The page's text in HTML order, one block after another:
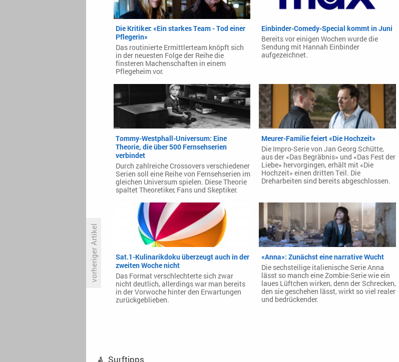
vorheriger Artikel DF1 überträgt GFL-Finale
Boris Becker wird auch Olympia-
Experte für Eurosport
Die Kritiker: «Ein starkes Team - Tod einer
Pflegerin»
Das routinierte Ermittlerteam knöpft sich
in der neuesten Folge der Reihe die
finsteren Machenschaften in einem
Pflegeheim vor.
Einbinder-Comedy-Special kommt in Juni
Bereits vor einigen Wochen wurde die
Sendung mit Hannah Einbinder
aufgezeichnet.
Tommy-Westphall-Universum: Eine
Theorie, die über 500 Fernsehserien
verbindet
Durch zahlreiche Crossovers verschiedener
Serien soll eine Reihe von Fernsehserien im
gleichen Universum spielen. Diese Theorie
spaltet Theoretiker, Fans und Skeptiker.
Meurer-Familie feiert «Die Hochzeit»
Die Impro-Serie von Jan Georg Schütte,
aus der «Das Begräbnis» und «Das Fest der
Liebe» hervorgingen, erhält mit «Die
Hochzeit» einen dritten Teil. Die
Dreharbeiten sind bereits abgeschlossen.
Sat.1-Kulinarikdoku überzeugt auch in der
zweiten Woche nicht
Das Format verschlechterte sich zwar
nicht deutlich, allerdings war man bereits
in der Vorwoche hinter den Erwartungen
zurückgeblieben.
«Anna»: Zunächst eine narrative Wucht
Die sechsteilige italienische Serie Anna
lässt so manch eine Zombie-Serie wie ein
laues Lüftchen wirken, denn der Schrecken,
den sie geschehen lässt, wirkt so viel realer
und bedrückender.
Surftipps